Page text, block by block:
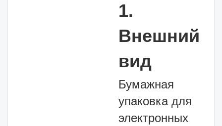
1.
Внешний
вид
Бумажная
упаковка для
электронных